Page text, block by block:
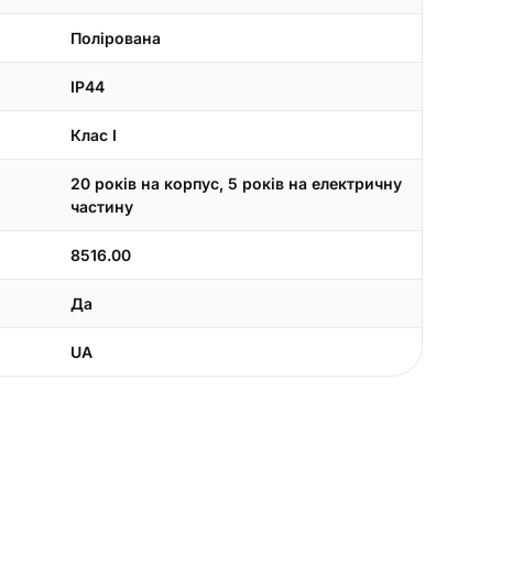
Полірована
IP44
Клас I
20 років на корпус, 5 років на електричну
частину
8516.00
Да
UA